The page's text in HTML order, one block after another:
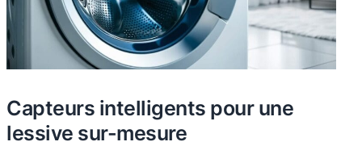
Capteurs intelligents pour une
lessive sur-mesure